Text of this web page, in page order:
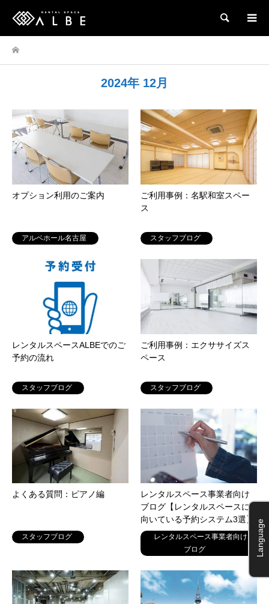
検索
2024年 12月
オプション利用のご案内
アルベホール名古屋
ご利用事例：名駅和室スペー
ス
スタッフブログ
レンタルスペースALBEでのご
予約の流れ
スタッフブログ
ご利用事例：エクササイズス
ペース
スタッフブログ
よくある質問：ピアノ編
スタッフブログ
レンタルスペース事業者向け
ブログ【レンタルスペースに
向いている予約システム3選】
レンタルスペース事業者向け
ブログ
Language